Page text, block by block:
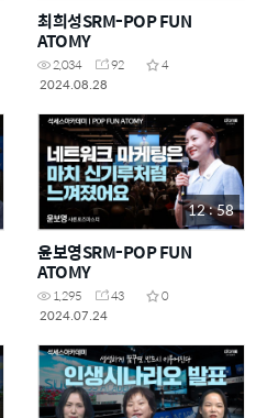
최희성SRM-POP FUN
ATOMY
2,034 92
4
2024.08.28
12 : 58
윤보영SRM-POP FUN
ATOMY
1,295 43
0
2024.07.24